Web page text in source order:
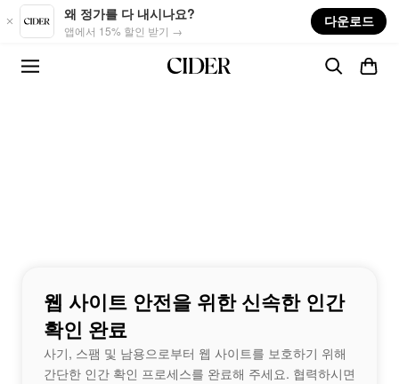
Skip to main content
왜 정가를 다 내시나요?
앱에서 15% 할인 받기 →
다운로드
웹 사이트 안전을 위한 신속한 인간
확인 완료
사기, 스팸 및 남용으로부터 웹 사이트를 보호하기 위해
간단한 인간 확인 프로세스를 완료해 주세요. 협력하시면